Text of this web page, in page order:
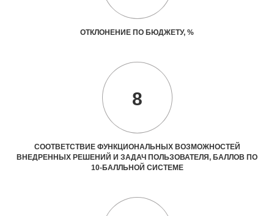
ОТКЛОНЕНИЕ ПО БЮДЖЕТУ, %
8
СООТВЕТСТВИЕ ФУНКЦИОНАЛЬНЫХ ВОЗМОЖНОСТЕЙ
ВНЕДРЕННЫХ РЕШЕНИЙ И ЗАДАЧ ПОЛЬЗОВАТЕЛЯ, БАЛЛОВ ПО
10-БАЛЛЬНОЙ СИСТЕМЕ